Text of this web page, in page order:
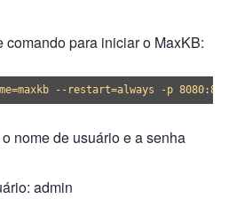
comando para iniciar o MaxKB:
nome de usuário e a senha
admin